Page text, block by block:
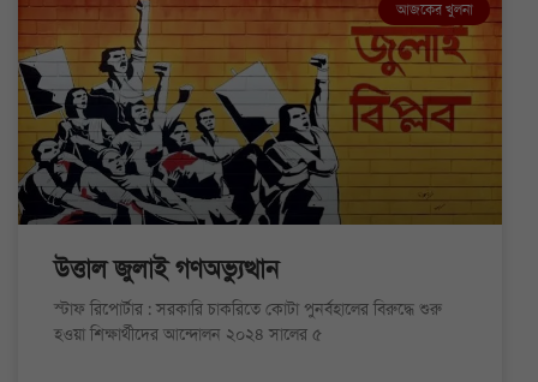
আজকের খুলনা
উত্তাল জুলাই গণঅভ্যুত্থান
স্টাফ রিপোর্টার : সরকারি চাকরিতে কোটা পুনর্বহালের বিরুদ্ধে শুরু
হওয়া শিক্ষার্থীদের আন্দোলন ২০২৪ সালের ৫